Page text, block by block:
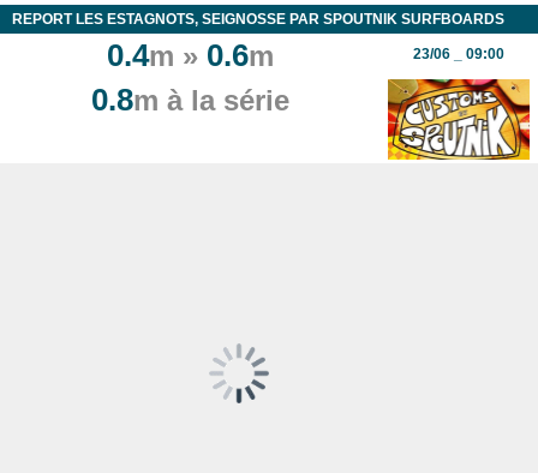
REPORT LES ESTAGNOTS, SEIGNOSSE PAR SPOUTNIK SURFBOARDS
0.4m » 0.6m
0.8m à la série
23/06 _ 09:00